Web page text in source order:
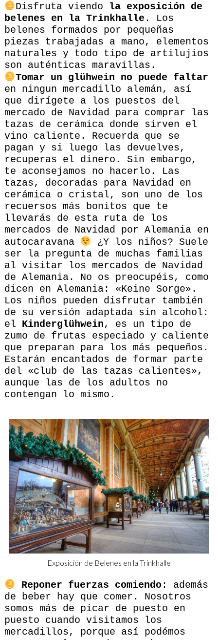
Disfruta viendo la exposición de
belenes en la Trinkhalle . Los
belenes formados por pequeñas
piezas trabajadas a mano, elementos
naturales y todo tipo de artilujios
son auténticas maravillas.
Tomar un glühwein no puede faltar
en ningun mercadillo alemán, así
que dirígete a los puestos del
mercado de Navidad para comprar las
tazas de cerámica donde sirven el
vino caliente. Recuerda que se
pagan y si luego las devuelves,
recuperas el dinero. Sin embargo,
te aconsejamos no hacerlo. Las
tazas, decoradas para Navidad en
cerámica o cristal, son uno de los
recuersos más bonitos que te
llevarás de esta ruta de los
mercados de Navidad por Alemania en
autocaravana
¿Y los niños? Suele
ser la pregunta de muchas familias
al visitar los mercados de Navidad
de Alemania. No os preocupéis, como
dicen en Alemania: «Keine Sorge».
Los niños pueden disfrutar también
de su versión adaptada sin alcohol:
el Kinderglühwein, es un tipo de
zumo de frutas especiado y caliente
que preparan para los más pequeños.
Estarán encantados de formar parte
del «club de las tazas calientes»,
aunque las de los adultos no
contengan lo mismo.
Exposición de Belenes en la Trinkhalle
Reponer fuerzas comiendo : además
de beber hay que comer. Nosotros
somos más de picar de puesto en
puesto cuando visitamos los
mercadillos, porque así podémos